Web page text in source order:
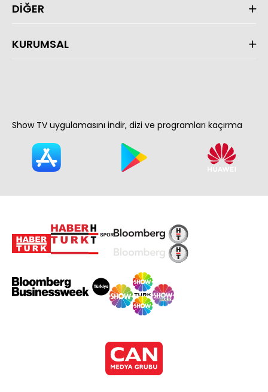
DİĞER
KURUMSAL
Show TV uygulamasını indir, dizi ve programları kaçırma